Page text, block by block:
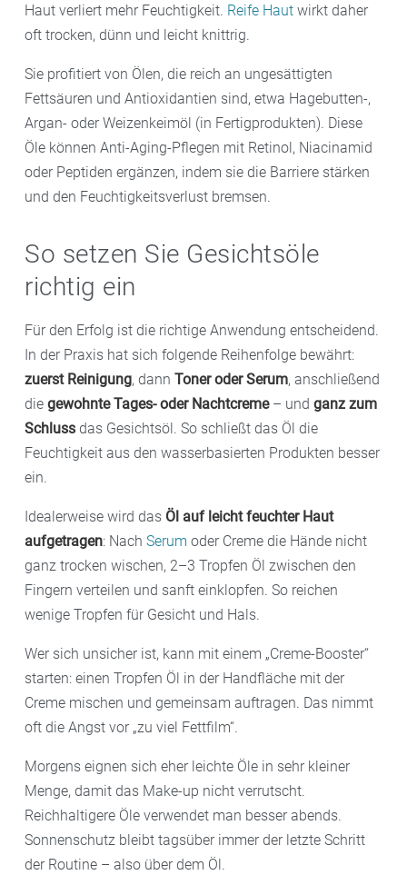
Haut verliert mehr Feuchtigkeit. Reife Haut wirkt daher
oft trocken, dünn und leicht knittrig.
Sie profitiert von Ölen, die reich an ungesättigten
Fettsäuren und Antioxidantien sind, etwa Hagebutten-,
Argan- oder Weizenkeimöl (in Fertigprodukten). Diese
Öle können Anti-Aging-Pflegen mit Retinol, Niacinamid
oder Peptiden ergänzen, indem sie die Barriere stärken
und den Feuchtigkeitsverlust bremsen.
So setzen Sie Gesichtsöle
richtig ein
Für den Erfolg ist die richtige Anwendung entscheidend.
In der Praxis hat sich folgende Reihenfolge bewährt:
zuerst Reinigung, dann Toner oder Serum, anschließend
die gewohnte Tages- oder Nachtcreme– und ganz zum
Schluss das Gesichtsöl. So schließt das Öl die
Feuchtigkeit aus den wasserbasierten Produkten besser
ein.
Idealerweise wird das Öl auf leicht feuchter Haut
aufgetragen: Nach Serum oder Creme die Hände nicht
ganz trocken wischen, 2–3 Tropfen Öl zwischen den
Fingern verteilen und sanft einklopfen. So reichen
wenige Tropfen für Gesicht und Hals.
Wer sich unsicher ist, kann mit einem „Creme-Booster“
starten: einen Tropfen Öl in der Handfläche mit der
Creme mischen und gemeinsam auftragen. Das nimmt
oft die Angst vor „zu viel Fettfilm“.
Morgens eignen sich eher leichte Öle in sehr kleiner
Menge, damit das Make-up nicht verrutscht.
Reichhaltigere Öle verwendet man besser abends.
Sonnenschutz bleibt tagsüber immer der letzte Schritt
der Routine – also über dem Öl.